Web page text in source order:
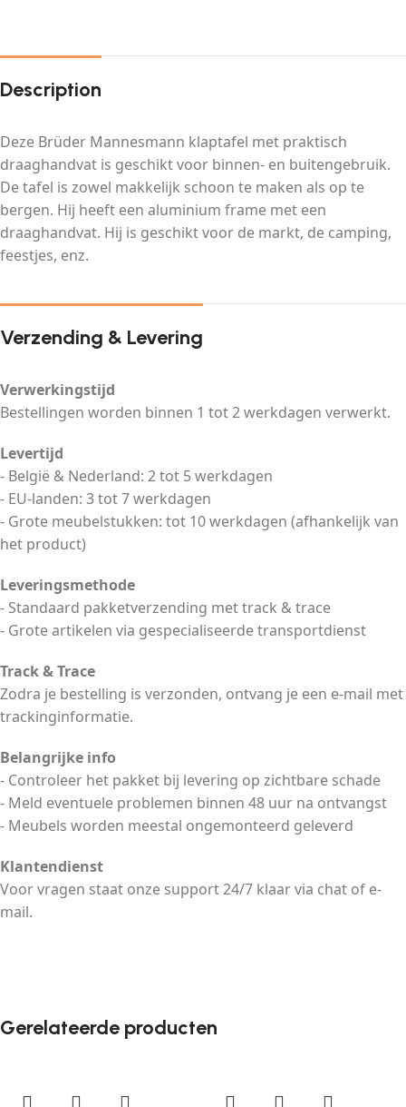
Description
Deze Brüder Mannesmann klaptafel met praktisch
draaghandvat is geschikt voor binnen- en buitengebruik.
De tafel is zowel makkelijk schoon te maken als op te
bergen. Hij heeft een aluminium frame met een
draaghandvat. Hij is geschikt voor de markt, de camping,
feestjes, enz.
Verzending & Levering
Verwerkingstijd
Bestellingen worden binnen 1 tot 2 werkdagen verwerkt.
Levertijd
- België & Nederland: 2 tot 5 werkdagen
- EU-landen: 3 tot 7 werkdagen
- Grote meubelstukken: tot 10 werkdagen (afhankelijk van
het product)
Leveringsmethode
- Standaard pakketverzending met track & trace
- Grote artikelen via gespecialiseerde transportdienst
Track & Trace
Zodra je bestelling is verzonden, ontvang je een e-mail met
trackinginformatie.
Belangrijke info
- Controleer het pakket bij levering op zichtbare schade
- Meld eventuele problemen binnen 48 uur na ontvangst
- Meubels worden meestal ongemonteerd geleverd
Klantendienst
Voor vragen staat onze support 24/7 klaar via chat of e-
mail.
Gerelateerde producten